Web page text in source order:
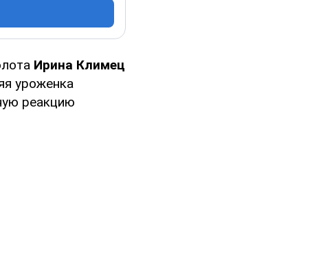
Ирина Климец
уроженка
реакцию